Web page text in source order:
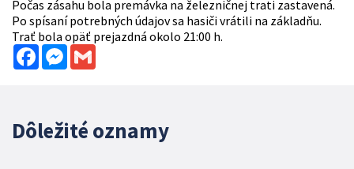
Počas zásahu bola premávka na železničnej trati zastavená.
Po spísaní potrebných údajov sa hasiči vrátili na základňu.
Trať bola opäť prejazdná okolo 21:00 h.
FacebookMessenger
Dôležité oznamy